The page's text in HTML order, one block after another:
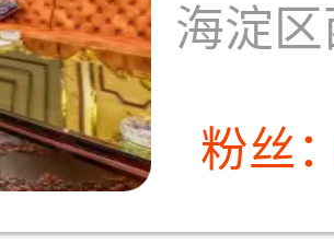
海淀
粉丝